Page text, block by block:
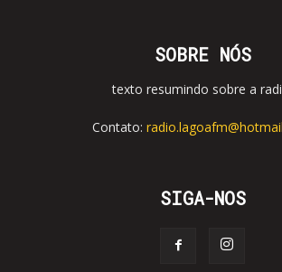
SOBRE NÓS
texto resumindo sobre a
Contato:
SIGA-NOS